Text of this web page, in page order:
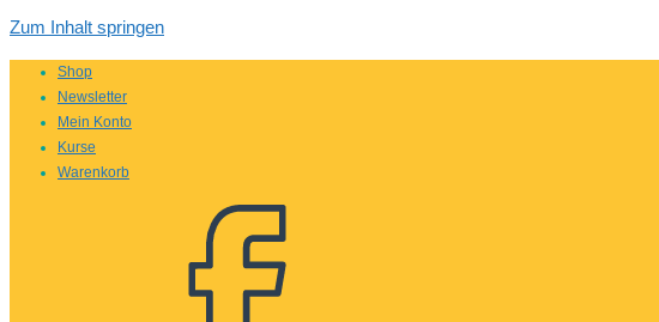
Zum Inhalt springen
Shop
Newsletter
Mein Konto
Kurse
Warenkorb